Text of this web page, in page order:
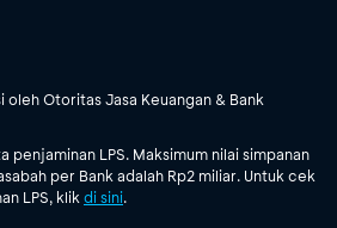
oleh Otoritas Jasa Keuangan & Bank
penjaminan LPS. Maksimum nilai simpanan
per Bank adalah Rp2 miliar. Untuk cek
LPS, klik di sini.